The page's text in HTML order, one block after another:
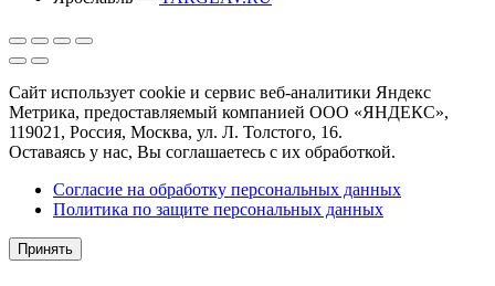
Сайт использует cookie и сервис веб-аналитики Яндекс
Метрика, предоставляемый компанией ООО «ЯНДЕКС»,
119021, Россия, Москва, ул. Л. Толстого, 16.
Оставаясь у нас, Вы соглашаетесь с их обработкой.
Согласие на обработку персональных данных
Политика по защите персональных данных
Принять